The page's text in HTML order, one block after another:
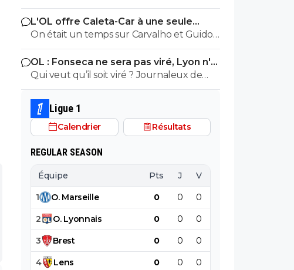
L'OL offre Caleta-Car à une seule
condition
On était un temps sur Carvalho et Guido
Rodriguez... En panic buy, Blanc a bien
validé ce joueur, je ne vois pas le raccourci.
OL : Fonseca ne sera pas viré, Lyon n'a
pas l'argent pour le faire
Qui veut qu’il soit viré ? Journaleux de
merde
Ligue 1
Calendrier Résultats
REGULAR SEASON
Équipe Pts J V
1 O. Marseille 0 0 0
2 O. Lyonnais 0 0 0
3 Brest 0 0 0
4 Lens 0 0 0